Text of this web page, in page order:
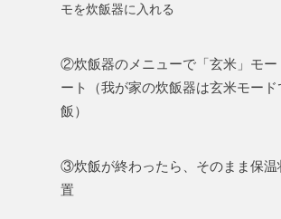
モを炊飯器に入れる
②炊飯器のメニューで「玄米」モー
ート
（我が家の炊飯器は玄米モー
飯）
③炊飯が終わったら、そのまま保温
置